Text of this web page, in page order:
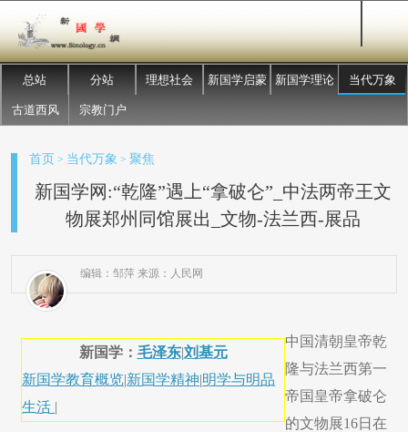
总站 分站 理想社会 新国学启蒙 新国学理论 当代万象
古道西风 宗教门户
首页 > 当代万象 > 聚焦
新国学网:“乾隆”遇上“拿破仑”_中法两帝王文
物展郑州同馆展出_文物-法兰西-展品
编辑：邹萍 来源：人民网
新国学： 毛泽东|刘基元
新国学教育概览|新国学精神|明学与明品
生活 |
中国清朝皇帝乾
隆与法兰西第一
帝国皇帝拿破仑
的文物展16日在